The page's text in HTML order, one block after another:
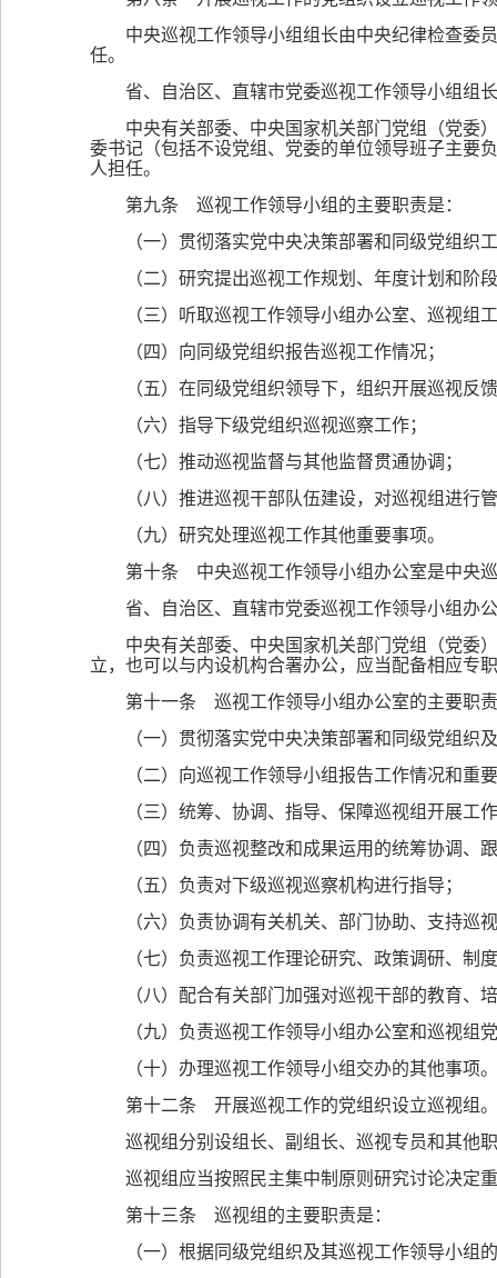
中央巡视工作领导小组组长由中央纪律检查委
任。
省、自治区、直辖市党委巡视工作领导小组组
中央有关部委、中央国家机关部门党组（党委
委书记（包括不设党组、党委的单位领导班子主要
人担任。
第九条 巡视工作领导小组的主要职责是：
（一）贯彻落实党中央决策部署和同级党组织
（二）研究提出巡视工作规划、年度计划和阶
（三）听取巡视工作领导小组办公室、巡视组
（四）向同级党组织报告巡视工作情况；
（五）在同级党组织领导下，组织开展巡视
（六）指导下级党组织巡视巡察工作；
（七）推动巡视监督与其他监督贯通协调；
（八）推进巡视干部队伍建设，对巡视组进行
（九）研究处理巡视工作其他重要事项。
第十条 中央巡视工作领导小组办公室是中央
省、自治区、直辖市党委巡视工作领导小组办
中央有关部委、中央国家机关部门党组（党委
立，也可以与内设机构合署办公，应当配备相应专
第十一条 巡视工作领导小组办公室的主要职
（一）贯彻落实党中央决策部署和同级党组
（二）向巡视工作领导小组报告工作情况和重
（三）统筹、协调、指导、保障巡视组开展工
（四）负责巡视整改和成果运用的统筹协调、
（五）负责对下级巡视巡察机构进行指导；
（六）负责协调有关机关、部门协助、支持
（七）负责巡视工作理论研究、政策调研、制
（八）配合有关部门加强对巡视干部的教育、
（九）负责巡视工作领导小组办公室和巡视组
（十）办理巡视工作领导小组交办的其他事项。
第十二条 开展巡视工作的党组织设立巡视组。
巡视组分别设组长、副组长、巡视专员和其他
巡视组应当按照民主集中制原则研究讨论决定
第十三条 巡视组的主要职责是：
（一）根据同级党组织及其巡视工作领导小组